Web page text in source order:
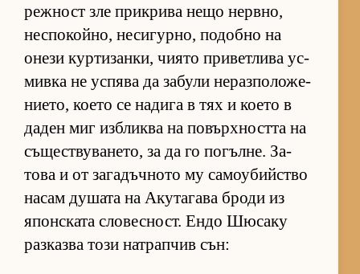
реж­ност зле прик­рива нещо нер­в­но,
нес­по­кой­но, не­си­гур­но, по­добно на
онези кур­ти­зан­ки, чи­ято при­вет­лива ус­
мивка не ус­пява да за­були не­раз­по­ло­же­
ни­е­то, ко­ето се на­дига в тях и ко­ето в
да­ден миг из­б­ликва на по­вър­х­ността на
съ­щес­т­ву­ва­не­то, за да го по­гъл­не. За­
това и от за­га­дъч­ното му са­мо­у­бийс­тво
на­сам ду­шата на Аку­та­гава броди из
япон­с­ката сло­вес­ност. Ендо Шю­саку
раз­казва този нат­рап­чив сън: